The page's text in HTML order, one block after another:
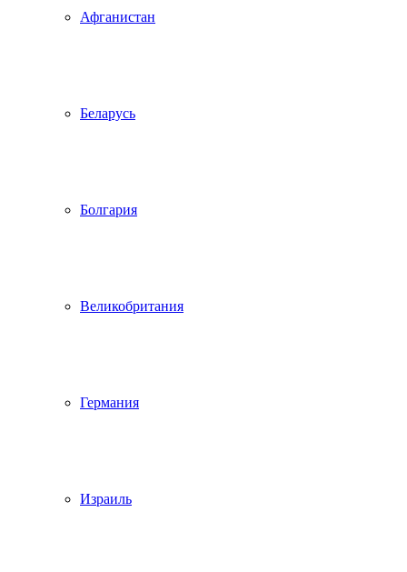
Афганистан
Беларусь
Болгария
Великобритания
Германия
Израиль